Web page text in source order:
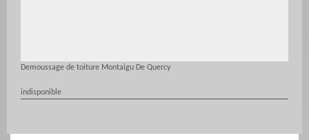
Demoussage de toiture Montaigu De Quercy
indisponible